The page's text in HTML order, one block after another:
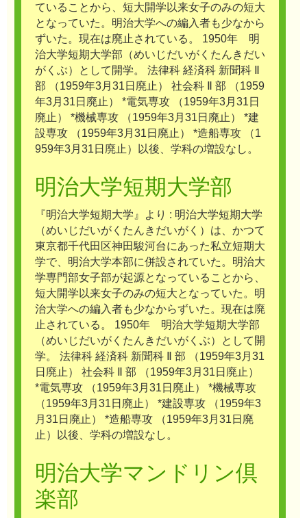
ていることから、短大開学以来女子のみの短大
となっていた。明治大学への編入者も少なから
ずいた。現在は廃止されている。 1950年 明
治大学短期大学部（めいじだいがくたんきだい
がくぶ）として開学。 法律科 経済科 新聞科 Ⅱ
部 （1959年3月31日廃止） 社会科 Ⅱ 部 （1959
年3月31日廃止） *電気専攻 （1959年3月31日
廃止） *機械専攻 （1959年3月31日廃止） *建
設専攻 （1959年3月31日廃止） *造船専攻 （1
959年3月31日廃止）以後、学科の増設なし。
明治大学短期大学部
『明治大学短期大学』より : 明治大学短期大学
（めいじだいがくたんきだいがく）は、かつて
東京都千代田区神田駿河台にあった私立短期大
学で、明治大学本部に併設されていた。明治大
学専門部女子部が起源となっていることから、
短大開学以来女子のみの短大となっていた。明
治大学への編入者も少なからずいた。現在は廃
止されている。 1950年 明治大学短期大学部
（めいじだいがくたんきだいがくぶ）として開
学。 法律科 経済科 新聞科 Ⅱ 部 （1959年3月31
日廃止） 社会科 Ⅱ 部 （1959年3月31日廃止）
*電気専攻 （1959年3月31日廃止） *機械専攻
（1959年3月31日廃止） *建設専攻 （1959年3
月31日廃止） *造船専攻 （1959年3月31日廃
止）以後、学科の増設なし。
明治大学マンドリン倶
楽部